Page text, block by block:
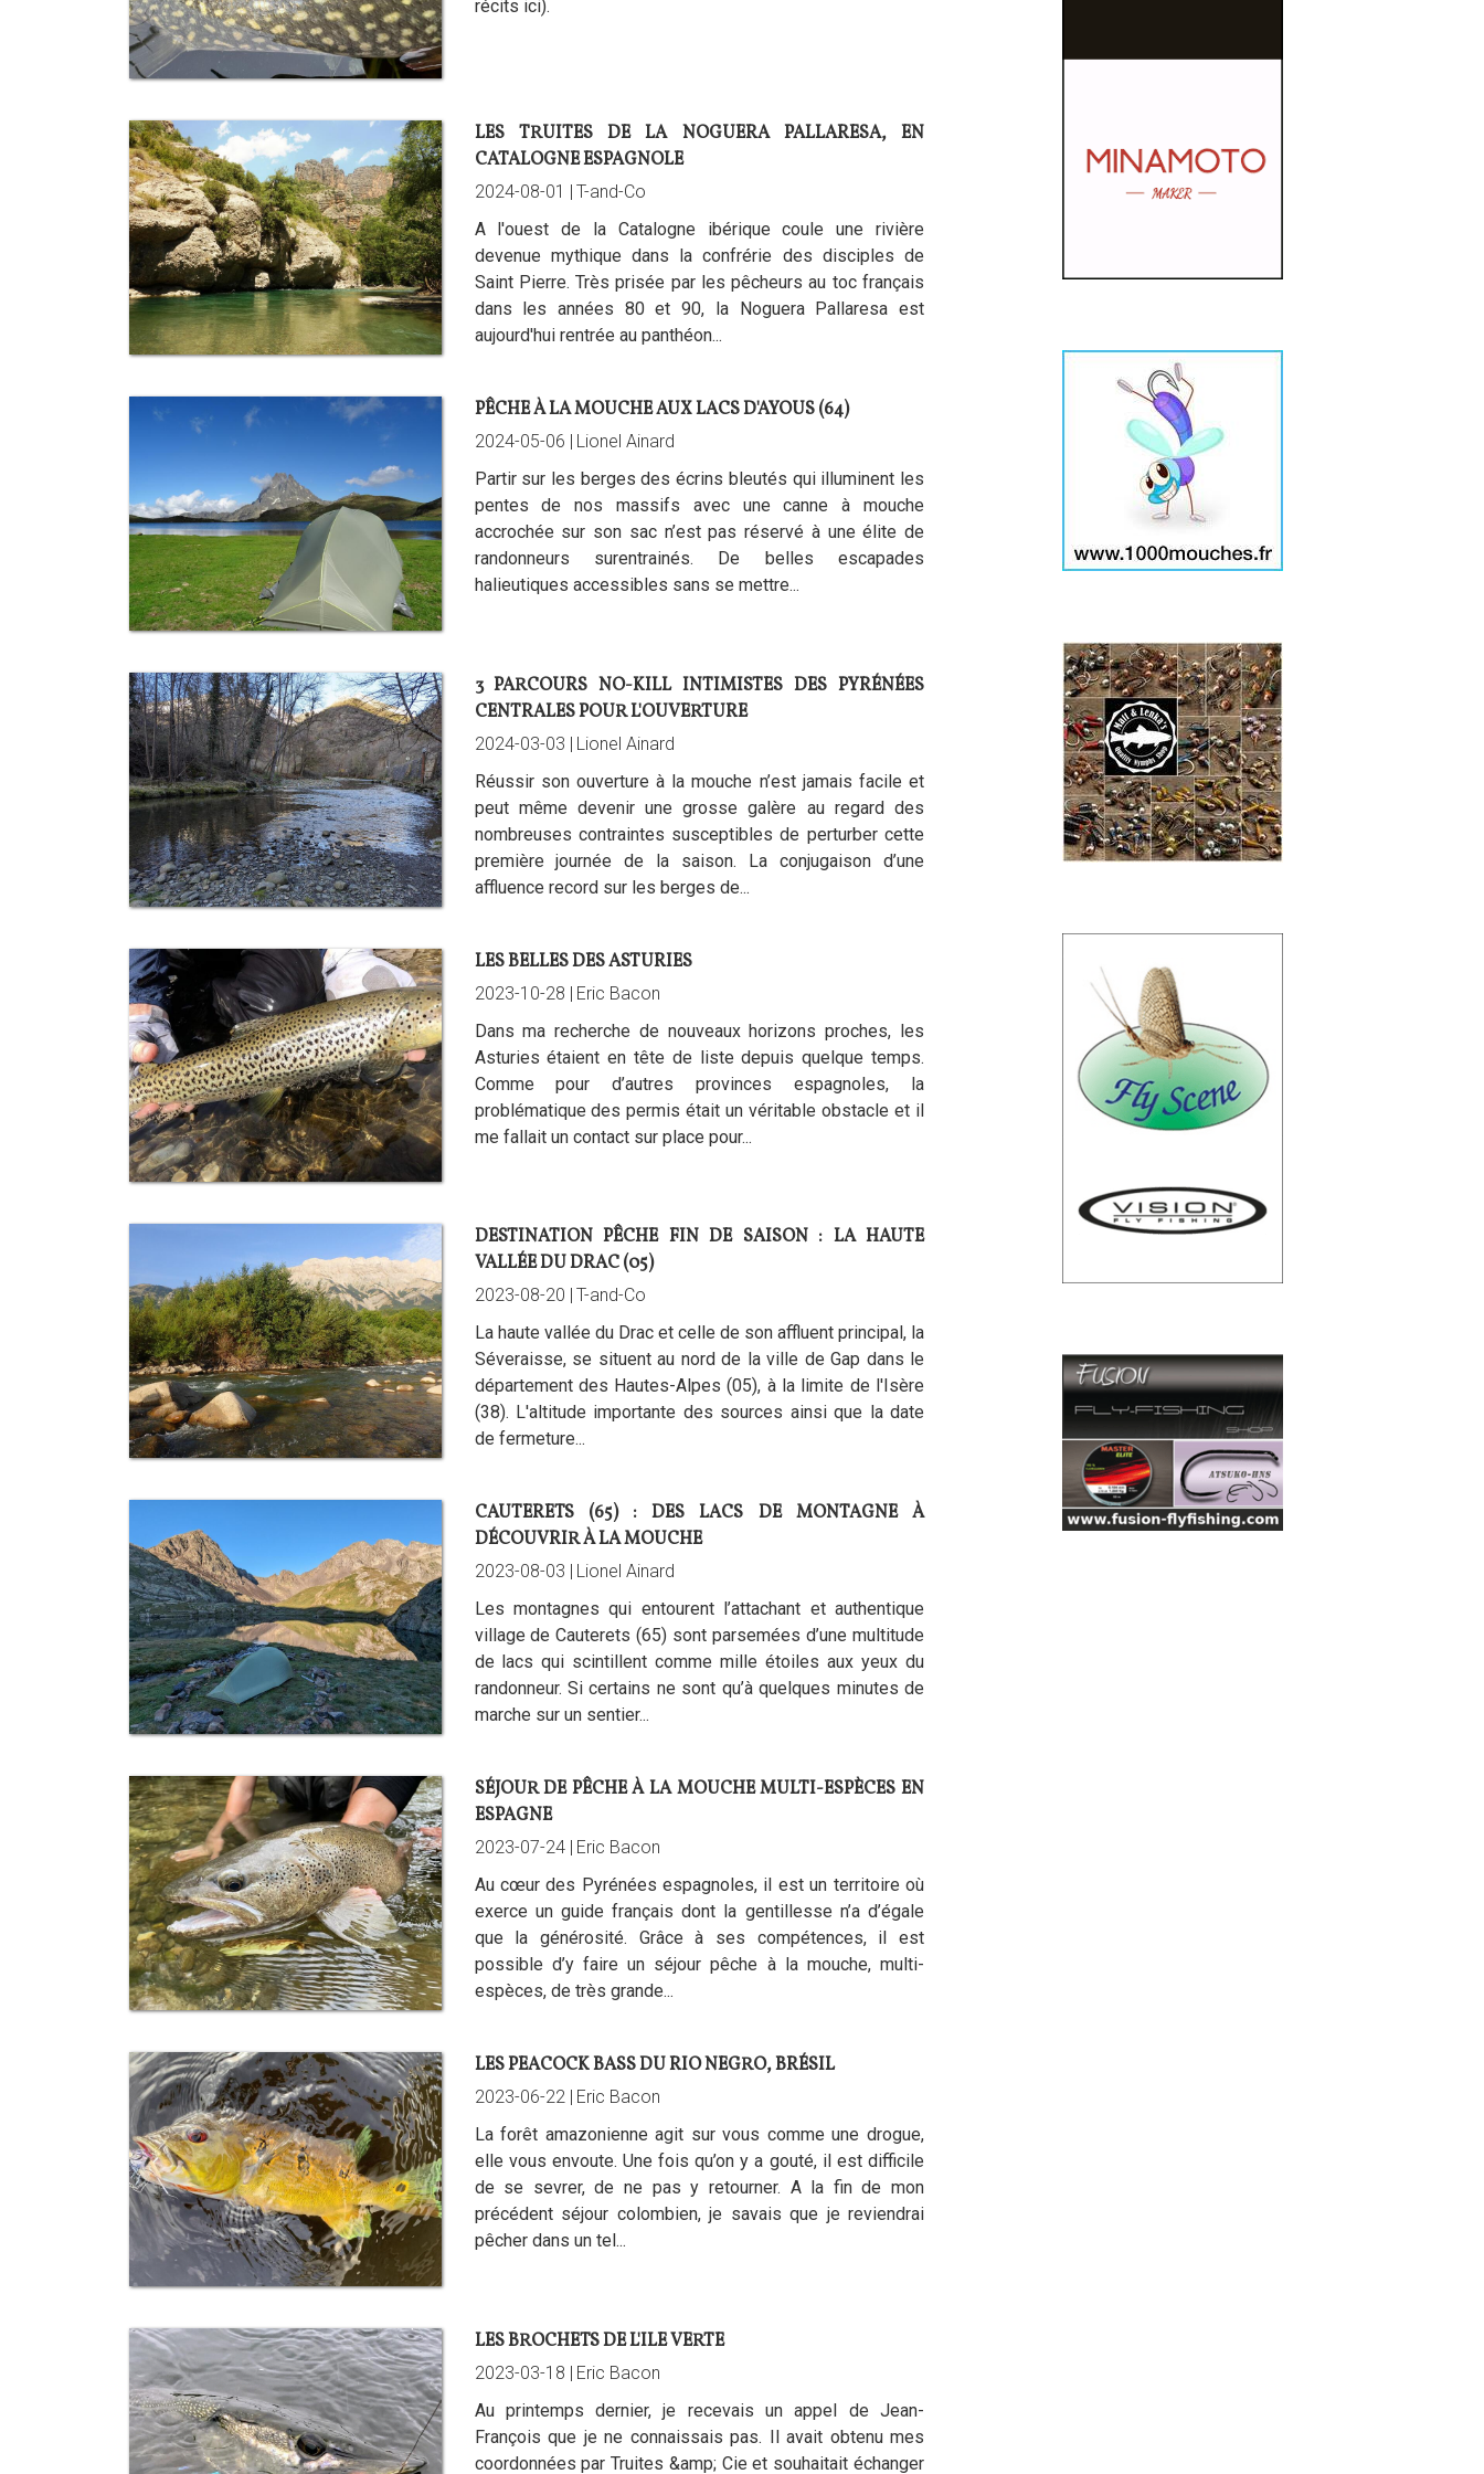
récits ici).
LES TRUITES DE LA NOGUERA PALLARESA, EN
CATALOGNE ESPAGNOLE
2024-08-01 | T-and-Co
A l'ouest de la Catalogne ibérique coule une rivière
devenue mythique dans la confrérie des disciples de
Saint Pierre. Très prisée par les pêcheurs au toc français
dans les années 80 et 90, la Noguera Pallaresa est
aujourd'hui rentrée au panthéon...
PÊCHE À LA MOUCHE AUX LACS D'AYOUS (64)
2024-05-06 | Lionel Ainard
Partir sur les berges des écrins bleutés qui illuminent les
pentes de nos massifs avec une canne à mouche
accrochée sur son sac n’est pas réservé à une élite de
randonneurs surentrainés. De belles escapades
halieutiques accessibles sans se mettre...
3 PARCOURS NO-KILL INTIMISTES DES PYRÉNÉES
CENTRALES POUR L'OUVERTURE
2024-03-03 | Lionel Ainard
Réussir son ouverture à la mouche n’est jamais facile et
peut même devenir une grosse galère au regard des
nombreuses contraintes susceptibles de perturber cette
première journée de la saison. La conjugaison d’une
affluence record sur les berges de...
LES BELLES DES ASTURIES
2023-10-28 | Eric Bacon
Dans ma recherche de nouveaux horizons proches, les
Asturies étaient en tête de liste depuis quelque temps.
Comme pour d’autres provinces espagnoles, la
problématique des permis était un véritable obstacle et il
me fallait un contact sur place pour...
DESTINATION PÊCHE FIN DE SAISON : LA HAUTE
VALLÉE DU DRAC (05)
2023-08-20 | T-and-Co
La haute vallée du Drac et celle de son affluent principal, la
Séveraisse, se situent au nord de la ville de Gap dans le
département des Hautes-Alpes (05), à la limite de l'Isère
(38). L'altitude importante des sources ainsi que la date
de fermeture...
CAUTERETS (65) : DES LACS DE MONTAGNE À
DÉCOUVRIR À LA MOUCHE
2023-08-03 |
Lionel Ainard
Les montagnes qui entourent l’attachant et authentique
village de Cauterets (65) sont parsemées d’une multitude
de lacs qui scintillent comme mille étoiles aux yeux du
randonneur. Si certains ne sont qu’à quelques minutes de
marche sur un sentier...
SÉJOUR DE PÊCHE À LA MOUCHE MULTI-ESPÈCES EN
ESPAGNE
2023-07-24 | Eric Bacon
Au cœur des Pyrénées espagnoles, il est un territoire où
exerce un guide français dont la gentillesse n’a d’égale
que la générosité. Grâce à ses compétences, il est
possible d’y faire un séjour pêche à la mouche, multi-
espèces, de très grande...
LES PEACOCK BASS DU RIO NEGRO, BRÉSIL
2023-06-22 | Eric Bacon
La forêt amazonienne agit sur vous comme une drogue,
elle vous envoute. Une fois qu’on y a gouté, il est difficile
de se sevrer, de ne pas y retourner. A la fin de mon
précédent séjour colombien, je savais que je reviendrai
pêcher dans un tel...
LES BROCHETS DE L'ILE VERTE
2023-03-18 | Eric Bacon
Au printemps dernier, je recevais un appel de Jean-
François que je ne connaissais pas. Il avait obtenu mes
coordonnées par Truites &amp; Cie et souhaitait échanger